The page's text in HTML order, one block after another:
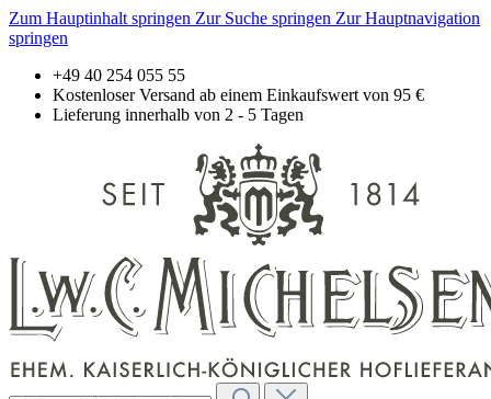
Zum Hauptinhalt springen Zur Suche springen Zur Hauptnavigation
springen
+49 40 254 055 55
Kostenloser Versand ab einem Einkaufswert von 95 €
Lieferung innerhalb von 2 - 5 Tagen